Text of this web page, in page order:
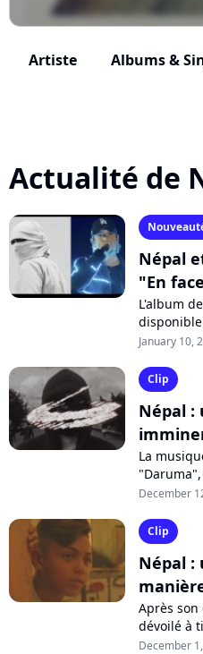
Artiste Albums &
Actualité de
Népal
"En
L'album
rappeur,
January 10,
Clip
Népal :
La
rappeur
December
Clip
Népal :
Après
dévoilé à
regretté
December